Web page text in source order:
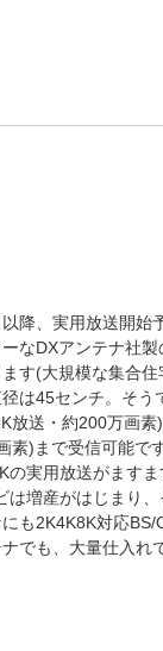
降、実用放送開始
なDXアンテナ社
す(大規模な集合
は45センチ。そ
放送・約200万画
素)まで受信可能で
の実用放送がます
は増産がはじまり
も2K4K8K対応BS/
でも、大量仕入れ